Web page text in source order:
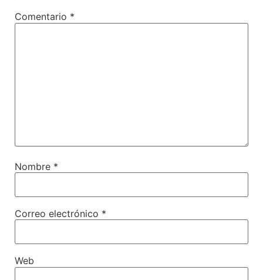
Comentario *
Nombre *
Correo electrónico *
Web